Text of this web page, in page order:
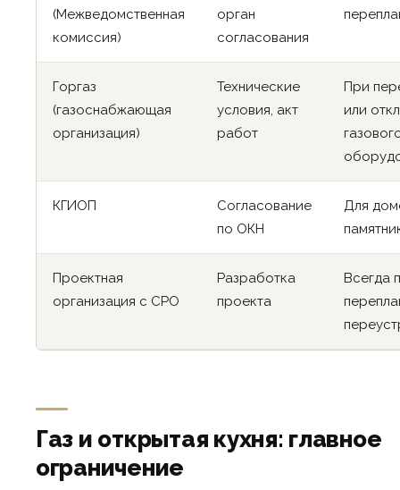
(Межведомственная
комиссия)
орган
согласования
Горгаз
(газоснабжающая
организация)
Технические
условия, акт
работ
При
или
КГИОП
Согласование
по ОКН
Для
Проектная
организация с СРО
Разработка
проекта
Всегда
Газ и открытая кухня: главное
ограничение